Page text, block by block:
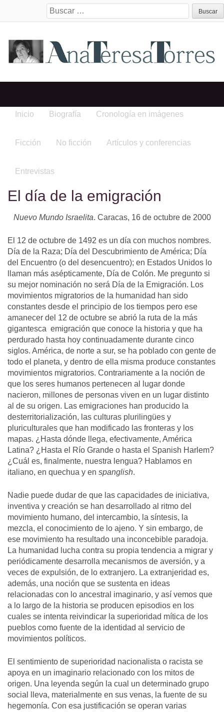
Search
for:
Inicio Biografía Cronología en imágenes
Ficción No ficción Artículos y conferencias
Entrevistas
El día de la emigración
Nuevo Mundo Israelita. Caracas, 16 de octubre de 2000
El 12 de octubre de 1492 es un día con muchos nombres.
Día de la Raza; Día del Descubrimiento de América; Día
del Encuentro (o del desencuentro); en Estados Unidos lo
llaman más asépticamente, Día de Colón. Me pregunto si
su mejor nominación no será Día de la Emigración. Los
movimientos migratorios de la humanidad han sido
constantes desde el principio de los tiempos pero ese
amanecer del 12 de octubre se abrió la ruta de la más
gigantesca emigración que conoce la historia y que ha
perdurado hasta hoy continuadamente durante cinco
siglos. América, de norte a sur, se ha poblado con gente de
todo el planeta, y dentro de ella misma produce constantes
movimientos migratorios. Contrariamente a la noción de
que los seres humanos pertenecen al lugar donde
nacieron, millones de personas viven en un lugar distinto
al de su origen. Las emigraciones han producido la
desterritorialización, las culturas plurilingües y
pluriculturales que han modificado las fronteras y los
mapas. ¿Hasta dónde llega, efectivamente, América
Latina? ¿Hasta el Río Grande o hasta el Spanish Harlem?
¿Cuál es, finalmente, nuestra lengua? Hablamos en
italiano, en quechua y en spanglish.
Nadie puede dudar de que las capacidades de iniciativa,
inventiva y creación se han desarrollado al ritmo del
movimiento humano, del intercambio, la síntesis, la
mezcla, el conocimiento de lo ajeno. Y sin embargo, de
ese movimiento ha resultado una inconcebible paradoja.
La humanidad lucha contra su propia tendencia a migrar y
periódicamente desarrolla mecanismos de aversión, y a
veces de expulsión, de lo extranjero. La extranjeridad es,
además, una noción que se sustenta en ideas
relacionadas con lo ancestral imaginario, y así vemos que
a lo largo de la historia se producen episodios en los
cuales se intenta reivindicar la superioridad mítica de los
pueblos como fuente de la identidad al servicio de
movimientos políticos.
El sentimiento de superioridad nacionalista o racista se
apoya en un imaginario relacionado con los mitos de
origen. Una leyenda según la cual un determinado grupo
social lleva, materialmente en sus venas, la fuente de su
hegemonía. Con esa justificación se operan varias